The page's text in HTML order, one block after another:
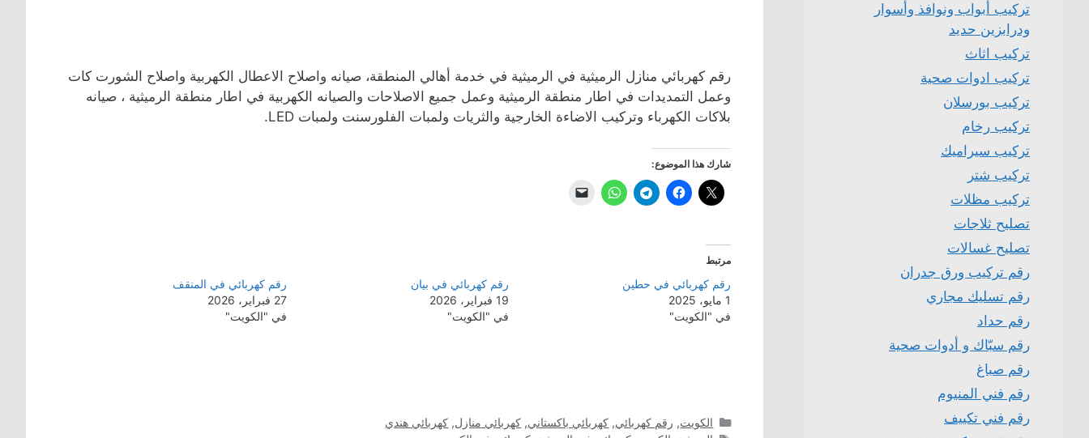
رقم كهربائي منازل الرميثية في الرميثية في خدمة أهالي المنطقة، صيانه واصلاح الاعطال الكهربية واصلاح الشورت كات
وعمل التمديدات في اطار منطقة الرميثية وعمل جميع الاصلاحات والصيانه الكهربية في اطار منطقة الرميثية ، صيانه
بلاكات الكهرباء وتركيب الاضاءة الخارجية والثريات ولمبات الفلورسنت ولمبات LED.
شارك هذا الموضوع:
مرتبط
رقم كهربائي في حطين
1 مايو، 2025
في "الكويت"
رقم كهربائي في بيان
19 فبراير، 2026
في "الكويت"
رقم كهربائي في المنقف
27 فبراير، 2026
في "الكويت"
التصنيفات
الكويت, رقم كهربائي, كهربائي باكستاني, كهربائي منازل, كهربائي هندي
تركيب أبواب ونوافذ وأسوار
ودرابزين حديد
تركيب اثاث
تركيب ادوات صحية
تركيب بورسلان
تركيب رخام
تركيب سيراميك
تركيب شتر
تركيب مظلات
تصليح ثلاجات
تصليح غسالات
رقم تركيب ورق جدران
رقم تسليك مجاري
رقم حداد
رقم سبّاك و أدوات صحية
رقم صباغ
رقم فني المنيوم
رقم فني تكييف